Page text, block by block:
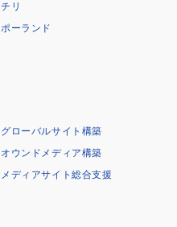
チリ
ポーランド
グローバルサイト構築
オウンドメディア構築
メディアサイト総合支援